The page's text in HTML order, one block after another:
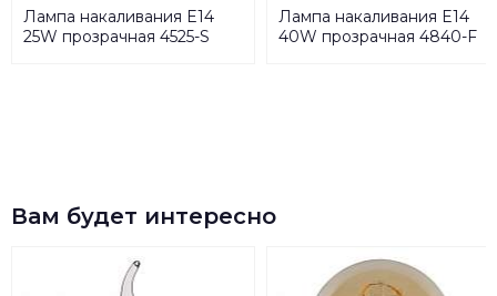
Лампа накаливания E14
25W прозрачная 4525-S
Лампа накаливания E14
40W прозрачная 4840-F
Вам будет интересно